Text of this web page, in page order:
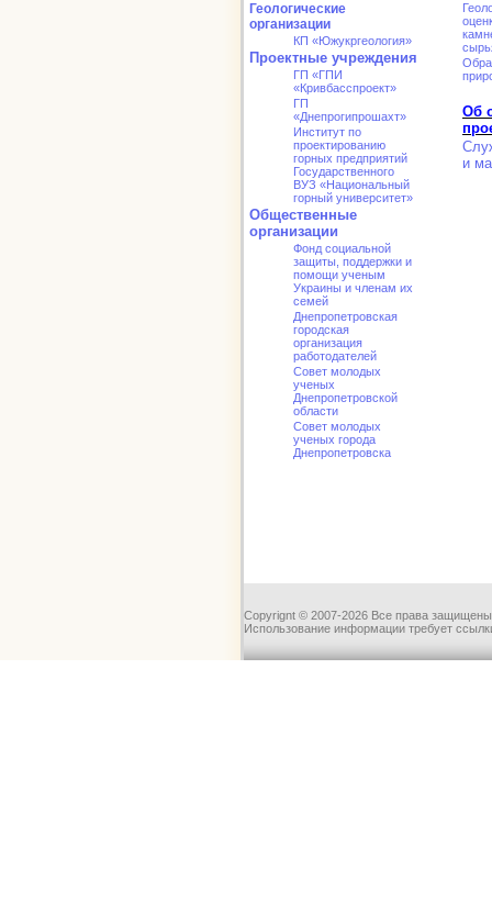
Геологические
организации
КП «Южукргеология»
Проектные учреждения
ГП «ГПИ
«Кривбасспроект»
ГП
«Днепрогипрошахт»
Институт по
проектированию
горных предприятий
Государственного
ВУЗ «Национальный
горный университет»
Общественные
организации
Фонд социальной
защиты, поддержки и
помощи ученым
Украины и членам их
семей
Днепропетровская
городская
организация
работодателей
Совет молодых
ученых
Днепропетровской
области
Совет молодых
ученых города
Днепропетровска
Об
и
Copyrignt © 2007-2026 Все права
Использование информации требует